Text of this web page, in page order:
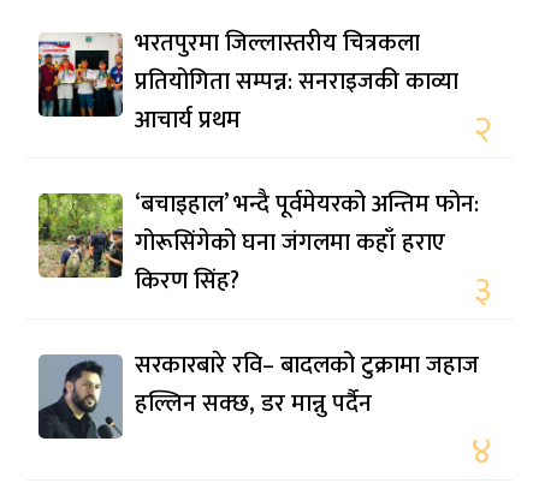
भरतपुरमा जिल्लास्तरीय चित्रकला
प्रतियोगिता सम्पन्न: सनराइजकी काव्या
आचार्य प्रथम
२
‘बचाइहाल’ भन्दै पूर्वमेयरको अन्तिम फोन:
गोरूसिंगेको घना जंगलमा कहाँ हराए
किरण सिंह?
३
सरकारबारे रवि– बादलको टुक्रामा जहाज
हल्लिन सक्छ, डर मान्नु पर्दैन
४